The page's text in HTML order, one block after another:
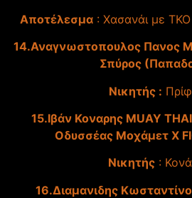
Αποτέλεσμα : Χασανάι με
14.Αναγνωστοπουλος Πανος
Σπύρος
Νικητής :
15.Ιβάν Κοναρης MUAY
Οδυσσέας Μοχάμετ X
Νικητής:
16.Διαμανιδης